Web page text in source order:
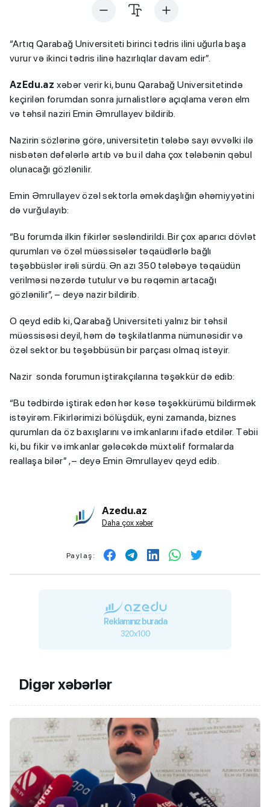
“Artıq Qarabağ Universiteti birinci tədris ilini uğurla başa
vurur və ikinci tədris ilinə hazırlıqlar davam edir”.
AzEdu.az xəbər verir ki, bunu Qarabağ Universitetində
keçirilən forumdan sonra jurnalistlərə açıqlama verən elm
və təhsil naziri Emin Əmrullayev bildirib.
Nazirin sözlərinə görə, universitetin tələbə sayı əvvəlki ilə
nisbətən dəfələrlə artıb və bu il daha çox tələbənin qəbul
olunacağı gözlənilir.
Emin Əmrullayev özəl sektorla əməkdaşlığın əhəmiyyətini
də vurğulayıb:
“Bu forumda ilkin fikirlər səsləndirildi. Bir çox aparıcı dövlət
qurumları və özəl müəssisələr təqaüdlərlə bağlı
təşəbbüslər irəli sürdü. Ən azı 350 tələbəyə təqaüdün
verilməsi nəzərdə tutulur və bu rəqəmin artacağı
gözlənilir”, – deyə nazir bildirib.
O qeyd edib ki, Qarabağ Universiteti yalnız bir təhsil
müəssisəsi deyil, həm də təşkilatlanma nümunəsidir və
özəl sektor bu təşəbbüsün bir parçası olmaq istəyir.
Nazir sonda forumun iştirakçılarına təşəkkür də edib:
“Bu tədbirdə iştirak edən hər kəsə təşəkkürümü bildirmək
istəyirəm. Fikirlərimizi bölüşdük, eyni zamanda, biznes
qurumları da öz baxışlarını və imkanlarını ifadə etdilər. Təbii
ki, bu fikir və imkanlar gələcəkdə müxtəlif formalarda
reallaşa bilər” ,– deyə Emin Əmrullayev qeyd edib.
Azedu.az
Daha çox xəbər
Paylaş:
Reklamınız burada
320x100
Digər xəbərlər